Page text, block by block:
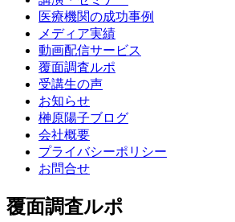
医療機関の成功事例
メディア実績
動画配信サービス
覆面調査ルポ
受講生の声
お知らせ
榊原陽子ブログ
会社概要
プライバシーポリシー
お問合せ
覆面調査ルポ